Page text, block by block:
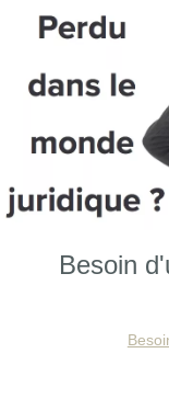
Besoin